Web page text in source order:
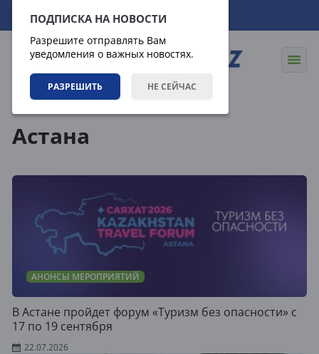
ПОДПИСКА НА НОВОСТИ
Разрешите отправлять Вам
уведомления о важных новостях.
РАЗРЕШИТЬ НЕ СЕЙЧАС
10.08.2026 20:29:53
Астана
АНОНСЫ МЕРОПРИЯТИЙ
В Астане пройдет форум «Туризм без опасности» с
17 по 19 сентября
22.07.2026